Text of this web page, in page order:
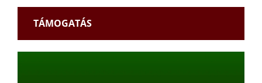
TÁMOGATÁS